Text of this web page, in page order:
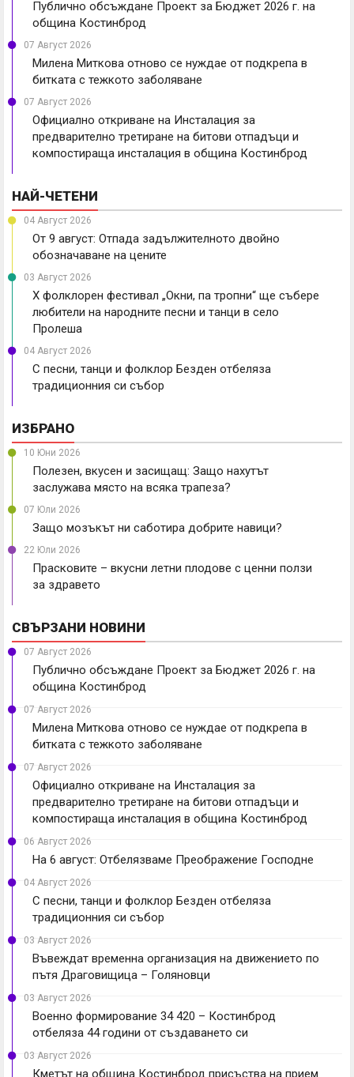
Публично обсъждане Проект за Бюджет 2026 г. на
община Костинброд
07 Август 2026
Милена Миткова отново се нуждае от подкрепа в
битката с тежкото заболяване
07 Август 2026
Официално откриване на Инсталация за
предварително третиране на битови отпадъци и
компостираща инсталация в община Костинброд
НАЙ-ЧЕТЕНИ
04 Август 2026
От 9 август: Отпада задължителното двойно
обозначаване на цените
03 Август 2026
X фолклорен фестивал „Окни, па тропни“ ще събере
любители на народните песни и танци в село
Пролеша
04 Август 2026
С песни, танци и фолклор Безден отбеляза
традиционния си събор
ИЗБРАНО
10 Юни 2026
Полезен, вкусен и засищащ: Защо нахутът
заслужава място на всяка трапеза?
07 Юли 2026
Защо мозъкът ни саботира добрите навици?
22 Юли 2026
Прасковите – вкусни летни плодове с ценни ползи
за здравето
СВЪРЗАНИ НОВИНИ
07 Август 2026
Публично обсъждане Проект за Бюджет 2026 г. на
община Костинброд
07 Август 2026
Милена Миткова отново се нуждае от подкрепа в
битката с тежкото заболяване
07 Август 2026
Официално откриване на Инсталация за
предварително третиране на битови отпадъци и
компостираща инсталация в община Костинброд
06 Август 2026
На 6 август: Отбелязваме Преображение Господне
04 Август 2026
С песни, танци и фолклор Безден отбеляза
традиционния си събор
03 Август 2026
Въвеждат временна организация на движението по
пътя Драговищица – Голяновци
03 Август 2026
Военно формирование 34 420 – Костинброд
отбеляза 44 години от създаването си
03 Август 2026
Кметът на община Костинброд присъства на прием